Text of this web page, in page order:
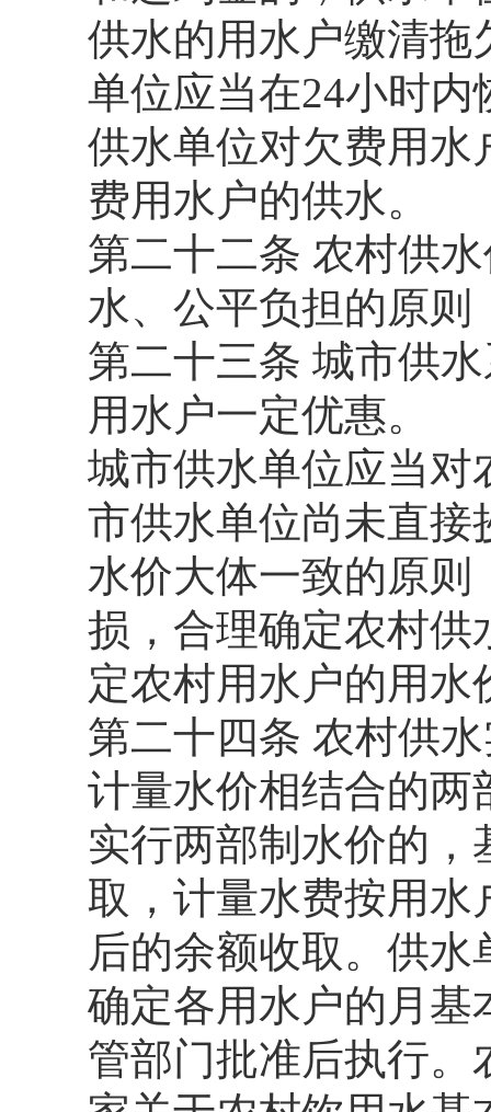
供水的用水户缴清拖
单位应当在24小时内
供水单位对欠费用水
费用水户的供水。
第二十二条 农村供
水、公平负担的原
第二十三条 城市供
用水户一定优惠。
城市供水单位应当对
市供水单位尚未直接
水价大体一致的原
损，合理确定农村供
定农村用水户的用水
第二十四条 农村供
计量水价相结合的两
实行两部制水价的
取，计量水费按用水
后的余额收取。供
确定各用水户的月基
管部门批准后执行